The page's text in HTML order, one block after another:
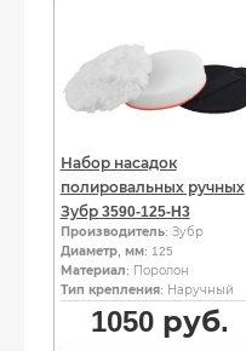
Набор насадок
полировальных ручных
Зубр 3590-125-H3
Производитель: Зубр
Диаметр, мм: 125
Материал: Поролон
Тип крепления: Наручный
1050руб.